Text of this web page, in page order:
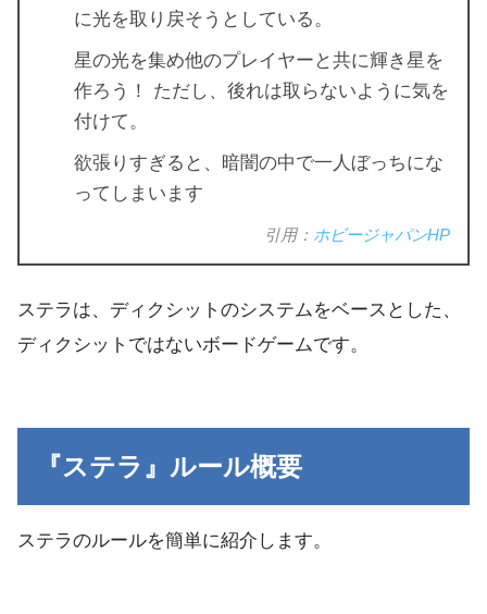
に光を取り戻そうとしている。
星の光を集め他のプレイヤーと共に輝き星を
作ろう！ ただし、後れは取らないように気を
付けて。
欲張りすぎると、暗闇の中で一人ぼっちにな
ってしまいます
引用： ホビージャパンHP
ステラは、ディクシットのシステムをベースとした、
ディクシットではないボードゲームです。
『ステラ』ルール概要
ステラのルールを簡単に紹介します。